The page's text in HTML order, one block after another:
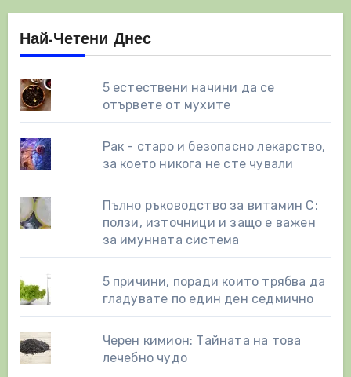
Най-Четени Днес
5 естествени начини да се
отървете от мухите
Рак - старо и безопасно лекарство,
за което никога не сте чували
Пълно ръководство за витамин С:
ползи, източници и защо е важен
за имунната система
5 причини, поради които трябва да
гладувате по един ден седмично
Черен кимион: Тайната на това
лечебно чудо